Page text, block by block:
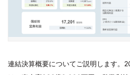
連結決算概要についてご説明します。